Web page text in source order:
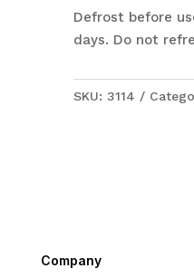
Defrost before
days. Do not
SKU: 3114
Company